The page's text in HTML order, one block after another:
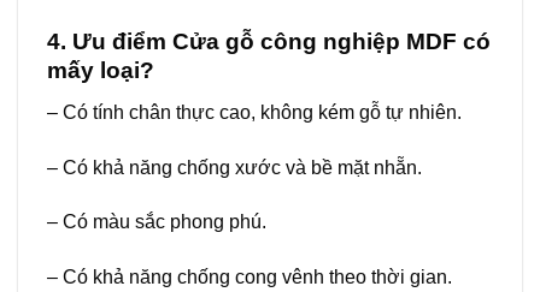
4. Ưu điểm Cửa gỗ công nghiệp MDF có
mấy loại?
– Có tính chân thực cao, không kém gỗ tự nhiên.
– Có khả năng chống xước và bề mặt nhẵn.
– Có màu sắc phong phú.
– Có khả năng chống cong vênh theo thời gian.